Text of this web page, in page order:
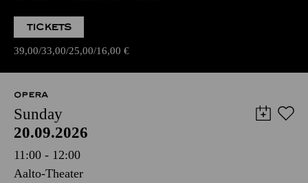
TICKETS
39,00 33,00 25,00 16,00 €
OPERA
Sunday
20.09.2026
11:00 - 12:00
Aalto-Theater